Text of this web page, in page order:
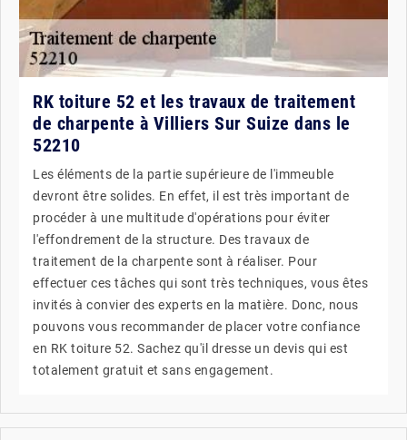
RK toiture 52 et les travaux de traitement
de charpente à Villiers Sur Suize dans le
52210
Les éléments de la partie supérieure de l'immeuble
devront être solides. En effet, il est très important de
procéder à une multitude d'opérations pour éviter
l'effondrement de la structure. Des travaux de
traitement de la charpente sont à réaliser. Pour
effectuer ces tâches qui sont très techniques, vous êtes
invités à convier des experts en la matière. Donc, nous
pouvons vous recommander de placer votre confiance
en RK toiture 52. Sachez qu'il dresse un devis qui est
totalement gratuit et sans engagement.